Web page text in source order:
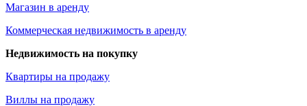
Магазин в аренду
Коммерческая недвижимость в аренду
Недвижимость на покупку
Квартиры на продажу
Виллы на продажу